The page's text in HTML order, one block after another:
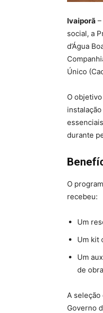
Ivaiporã
social, a
d’Água
Único
O
durante
O
recebeu:
Um
Um kit
Um
de
A
Governo